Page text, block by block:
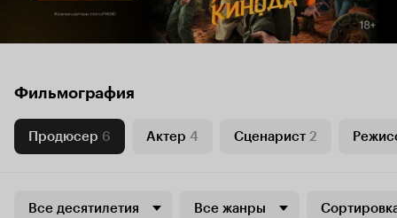
Фильмография
Продюсер 6 Актер 4 Сценарист 2
Все десятилетия Все жанры